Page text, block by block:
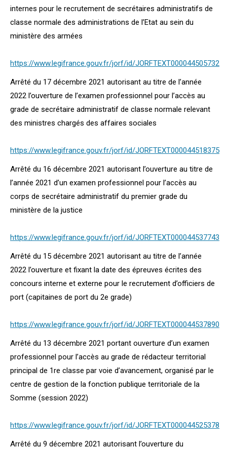
internes pour le recrutement de secrétaires administratifs de
classe normale des administrations de l’Etat au sein du
ministère des armées
https://www.legifrance.gouv.fr/jorf/id/JORFTEXT000044505732
Arrêté du 17 décembre 2021 autorisant au titre de l’année
2022 l’ouverture de l’examen professionnel pour l’accès au
grade de secrétaire administratif de classe normale relevant
des ministres chargés des affaires sociales
https://www.legifrance.gouv.fr/jorf/id/JORFTEXT000044518375
Arrêté du 16 décembre 2021 autorisant l’ouverture au titre de
l’année 2021 d’un examen professionnel pour l’accès au
corps de secrétaire administratif du premier grade du
ministère de la justice
https://www.legifrance.gouv.fr/jorf/id/JORFTEXT000044537743
Arrêté du 15 décembre 2021 autorisant au titre de l’année
2022 l’ouverture et fixant la date des épreuves écrites des
concours interne et externe pour le recrutement d’officiers de
port (capitaines de port du 2e grade)
https://www.legifrance.gouv.fr/jorf/id/JORFTEXT000044537890
Arrêté du 13 décembre 2021 portant ouverture d’un examen
professionnel pour l’accès au grade de rédacteur territorial
principal de 1re classe par voie d’avancement, organisé par le
centre de gestion de la fonction publique territoriale de la
Somme (session 2022)
https://www.legifrance.gouv.fr/jorf/id/JORFTEXT000044525378
Arrêté du 9 décembre 2021 autorisant l’ouverture du